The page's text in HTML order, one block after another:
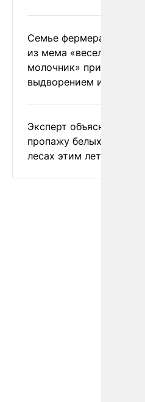
Семье фермера
из мема «веселый
молочник» пригрозили
выдворением из
Эксперт объяснил
пропажу белых грибов
лесах этим летом